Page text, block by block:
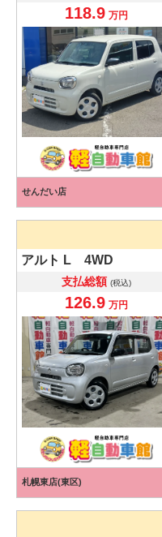
118.9 万円
せんだい店
アルト L 4WD
支払総額 (税込)
126.9 万円
札幌東店(東区)